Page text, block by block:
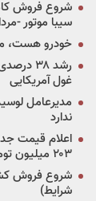
شروع فروش
سیبا موتور -مرداد۱۴۰۵ (+قیمت و
خودرو هست،
رشد
غول آمریکایی
مدیرعامل
ندارد
۲۰۳ میلیون تومانی
شرایط)